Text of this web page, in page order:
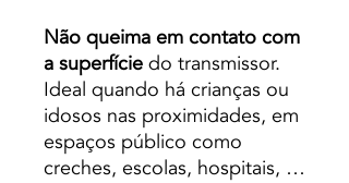
Não queima em contato com
a superfície do transmissor.
Ideal quando há crianças ou
idosos nas proximidades, em
espaços público como
creches, escolas, hospitais, …